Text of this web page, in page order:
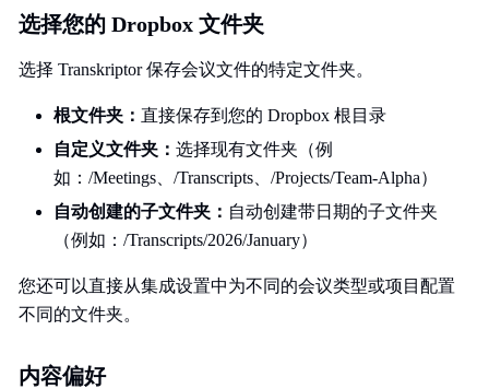
选择您的 Dropbox 文件夹
选择 Transkriptor 保存会议文件的特定文件夹。
根文件夹： 直接保存到您的 Dropbox 根目录
自定义文件夹： 选择现有文件夹（例
如：/Meetings、/Transcripts、/Projects/Team-Alpha）
自动创建的子文件夹： 自动创建带日期的子文件夹
（例如：/Transcripts/2026/January）
您还可以直接从集成设置中为不同的会议类型或项目配置
不同的文件夹。
内容偏好